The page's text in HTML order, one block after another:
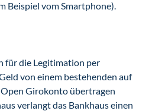
Beispiel vom Smartphone).
für die Legitimation per
von einem bestehenden auf
Girokonto übertragen
verlangt das Bankhaus einen